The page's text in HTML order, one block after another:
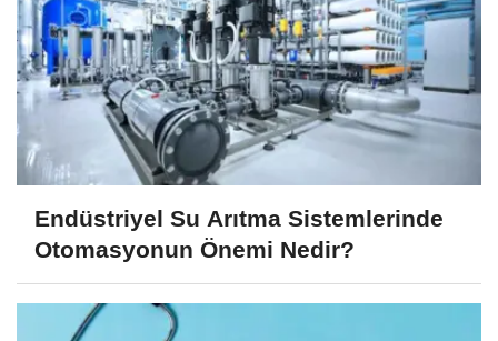
Endüstriyel Su Arıtma Sistemlerinde
Otomasyonun Önemi Nedir?